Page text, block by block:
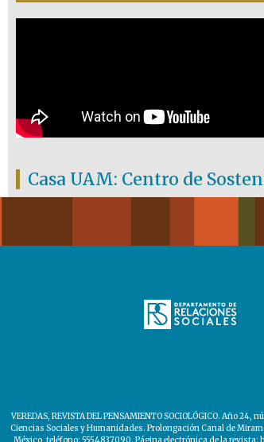
Casa UAM: Centro de
VEREDAS, REVISTA DEL PENSAMIENTO SOCIOLÓGICO.
Ciencias Sociales y Humanidades. Prolongación Canal de
México, teléfono: 5554837090. Página electrónica de la